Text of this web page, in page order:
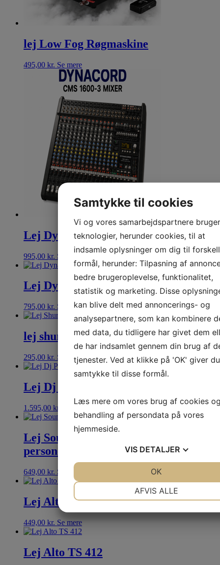
lej Low Fog Røgmaskine
495,00 kr. Se mere
Lej Dynacord CMS 1600-3
995,00 kr. Se mere
Lej Dynacord CMS 1000-3 Mixer
795,00 kr. Se mere
lej shure trådløs mikrofon
295,00 kr. Se mere
Lej Dj Pakke op til 60 personer
1.595,00 kr.
Lej Soundboks og lysbar op til 30
personer
649,00 kr. Se mere
Lej Alto TS 415
449,00 kr. Se mere
Lej Alto TS 412
Samtykke til cookies
Vi og vores samarbejdspartnere bruger
teknologier, herunder cookies, til at
indsamle oplysninger om dig til
formål, herunder: Tilpasning af
bedre brugeroplevelse, funktionalitet,
statistik og marketing. Disse
kan blive delt med annoncerings- og
analysepartnere, som kan kombinere
med data, du tidligere har givet dem
de har indsamlet gennem din brug af
tjenester. Ved at klikke på 'OK' giver du
samtykke til disse formål.
Læs mere om vores brug af cookies
behandling af persondata på vores
hjemmeside.
VIS DETALJER
AFVIS ALLE
OK